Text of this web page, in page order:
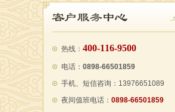
热线： 400-116-9500
电话： 0898-66501859
手机、短信咨询：13976651089
夜间值班电话： 0898-66501859